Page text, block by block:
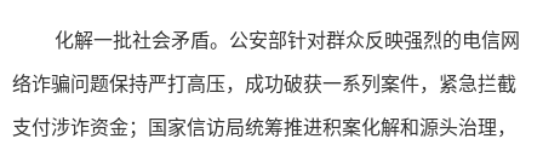
化解一批社会矛盾。公安部针对群众反映强烈的电信网
络诈骗问题保持严打高压，成功破获一系列案件，紧急拦截
支付涉诈资金；国家信访局统筹推进积案化解和源头治理，